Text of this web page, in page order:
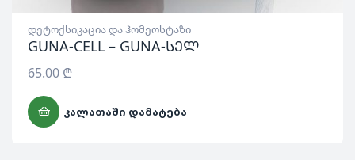
დეტოქსიკაცია და ჰომეოსტაზი
GUNA-CELL – GUNA-სელ
65.00 ₾
ᲙᲐᲚᲐᲗᲐᲨᲘ ᲓᲐᲛᲐᲢᲔᲑᲐ